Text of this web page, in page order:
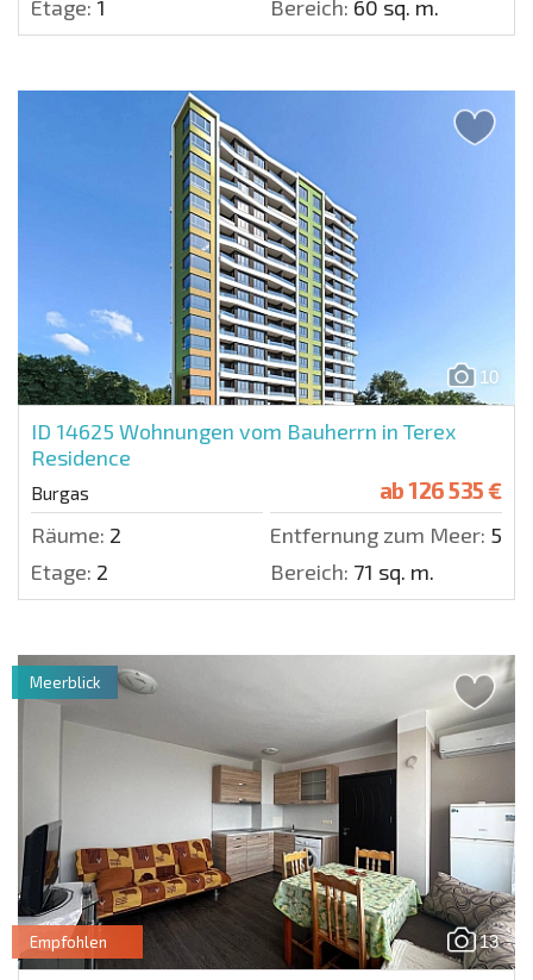
Etage: 1 Bereich: 60 sq. m.
10
ID 14625 Wohnungen vom Bauherrn in Terex
Residence
Burgas ab126 535 €
Räume: 2 Entfernung zum Meer:
Etage: 2 Bereich: 71 sq. m.
13
Empfohlen
Meerblick